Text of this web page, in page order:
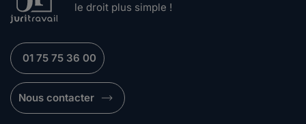
le droit plus simple !
01 75 75 36 00
Nous contacter